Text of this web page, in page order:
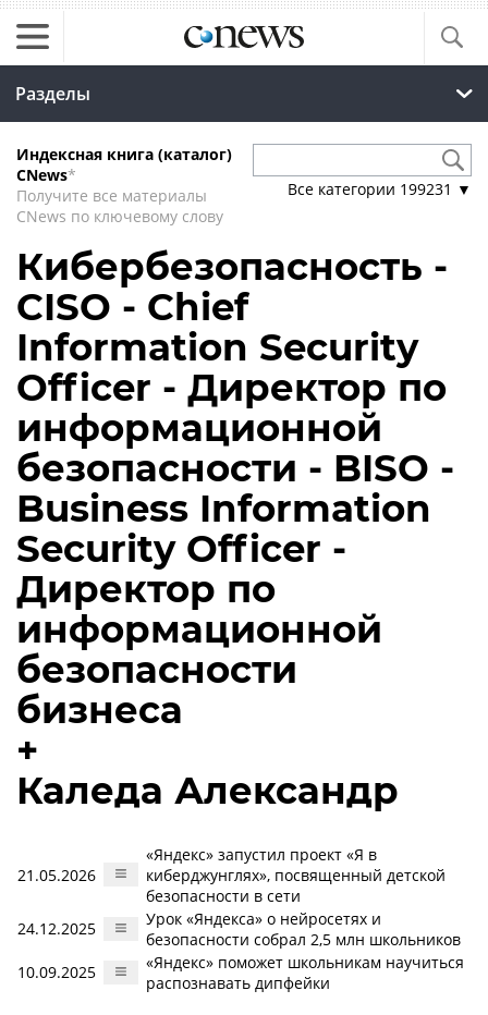
Разделы
Индексная книга (каталог)
CNews*
Получите все материалы
CNews по ключевому слову
Все категории 199231 ▼
Кибербезопасность -
CISO - Chief
Information Security
Officer - Директор по
информационной
безопасности - BISO -
Business Information
Security Officer -
Директор по
информационной
безопасности
бизнеса
+
Каледа Александр
21.05.2026
«Яндекс» запустил проект «Я в
киберджунглях», посвященный детской
безопасности в сети
24.12.2025
Урок «Яндекса» о нейросетях и
безопасности собрал 2,5 млн школьников
10.09.2025
«Яндекс» поможет школьникам научиться
распознавать дипфейки